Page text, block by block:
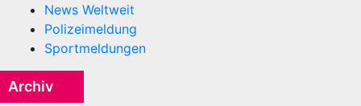
News Weltweit
Polizeimeldung
Sportmeldungen
Archiv